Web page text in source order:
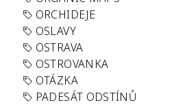
ORCHIDEJE
OSLAVY
OSTRAVA
OSTROVANKA
OTÁZKA
PADESÁT ODSTÍNŮ